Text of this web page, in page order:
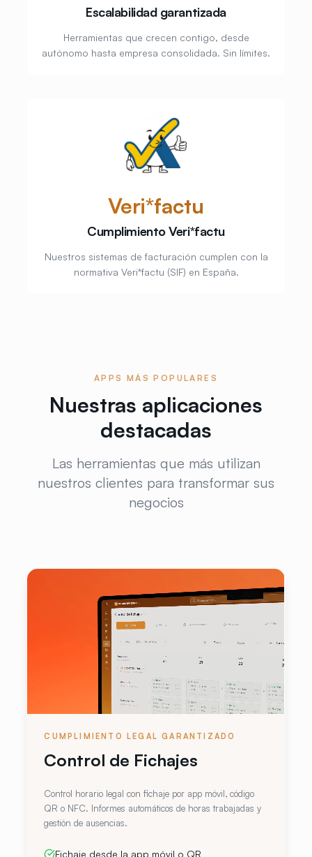
Escalabilidad garantizada
Herramientas que crecen contigo, desde
autónomo hasta empresa consolidada. Sin límites.
Veri*factu
Cumplimiento Veri*factu
Nuestros sistemas de facturación cumplen con la
normativa Veri*factu (SIF) en España.
APPS MÁS POPULARES
Nuestras aplicaciones
destacadas
Las herramientas que más utilizan
nuestros clientes para transformar sus
negocios
CUMPLIMIENTO LEGAL GARANTIZADO
Control de Fichajes
Control horario legal con fichaje por app móvil, código
QR o NFC. Informes automáticos de horas trabajadas y
gestión de ausencias.
Fichaje desde la app móvil o QR